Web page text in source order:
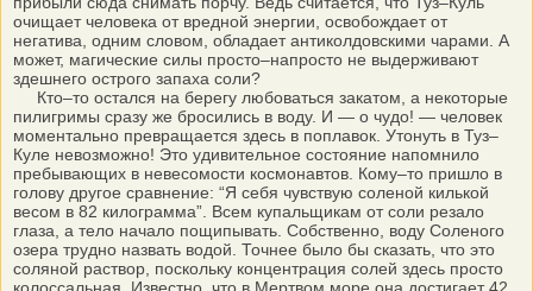
очищает человека от вредной энергии, освобождает от
негатива, одним словом, обладает антиколдовскими чарами. А
может, магические силы просто–напросто не выдерживают
здешнего острого запаха соли?
Кто–то остался на берегу любоваться закатом, а некоторые
пилигримы сразу же бросились в воду. И — о чудо! — человек
моментально превращается здесь в поплавок. Утонуть в Туз–
Куле невозможно! Это удивительное состояние напомнило
пребывающих в невесомости космонавтов. Кому–то пришло в
голову другое сравнение: “Я себя чувствую соленой килькой
весом в 82 килограмма”. Всем купальщикам от соли резало
глаза, а тело начало пощипывать. Собственно, воду Соленого
озера трудно назвать водой. Точнее было бы сказать, что это
соляной раствор, поскольку концентрация солей здесь просто